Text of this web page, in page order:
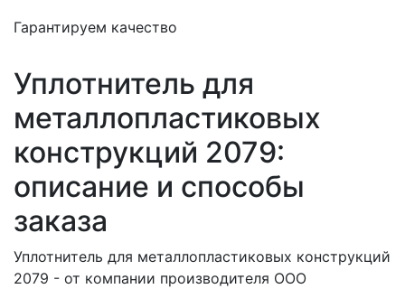
Гарантируем качество
Уплотнитель для
металлопластиковых
конструкций 2079:
описание и способы
заказа
Уплотнитель для металлопластиковых конструкций
2079 - от компании производителя ООО